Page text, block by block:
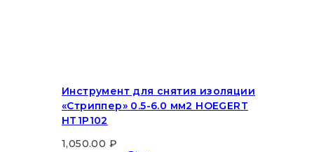
Инструмент для снятия изоляции
«Стриппер» 0.5-6.0 мм2 HOEGERT
HT1P102
1,050.00 ₽